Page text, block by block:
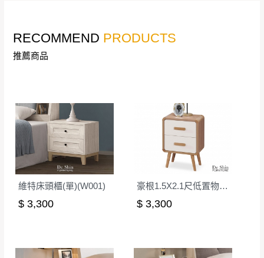
山區內等，或收貨地點搬運過於困難等因素，導致無
法順利配送，本公司除了盡最大努力完成配送外，視
支付。
因大型傢俱有組裝、配送的問題，並非一般快速到貨
商品，無法指定特定時間送達，司機當天到貨前皆會
再與您通知，讓您不用整天在家等貨，以免浪費你的
寶貴時間。
如遇自然災害、政府宣布之災害警報等不可抗力情
事，而危及運送人員輸送之安全，本司得視狀況延後
至百貨公司卸貨區為限，恕無法送至指定樓面。《 如
若發生非本司因素致使之汙損破壞，恕無法
本公司部份商品無維修服務，超過7日鑑賞
期，商品使用年限，因客人使用習慣、居家
環境不同。若屬人為因素導致商品損壞、零
件短缺，則維修、搬運費用，需由消費者自
行吸收(另事先與消費者報價，消費者同意將
會進行維修)。
到貨7日內為鑑賞期(注意:鑑賞期非試用期)，
如欲放置營業場所及公開場合之商品則無享
RECOMMEND PRODUCTS
推薦商品
維特床頭櫃(單)(W001)
$ 3,300
豪根1.5X2.1尺低置物櫃(GS-1)
$ 3,300